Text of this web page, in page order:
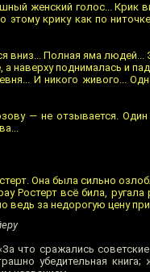
женский голос... Крик
этому крику как по
вниз... Полная яма
наверху поднималась и
И никого живого...
— не отзывается.
Она была сильно
Ростерт всё била,
за недорогую цену
что сражались
убедительная